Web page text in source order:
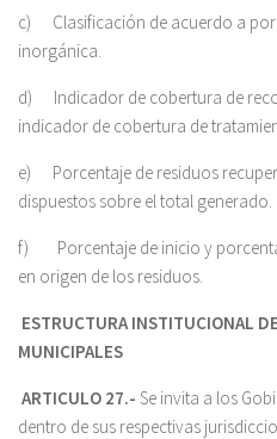
c) Clasificación de acuerdo a
inorgánica.
d) Indicador de cobertura de
indicador de cobertura de
e) Porcentaje de residuos
dispuestos sobre el total generado.
f) Porcentaje de inicio y
en origen de los residuos.
ESTRUCTURA INSTITUCIONAL
MUNICIPALES
ARTICULO 27.- Se invita a los
dentro de sus respectivas